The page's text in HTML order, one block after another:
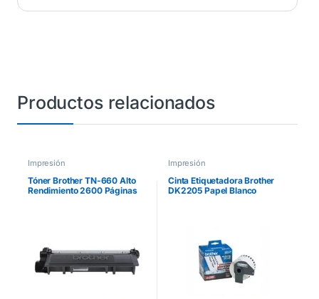
Productos relacionados
Impresión
Tóner Brother TN-660 Alto
Rendimiento 2600 Páginas
Impresión
Cinta Etiquetadora Brother
DK2205 Papel Blanco